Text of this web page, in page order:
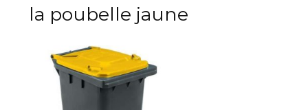
la poubelle jaune